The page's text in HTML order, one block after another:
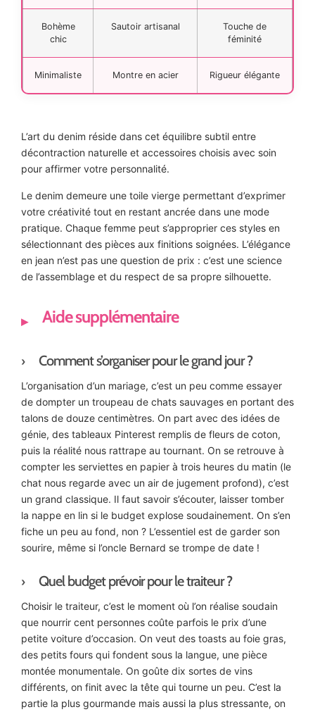
Bohème
chic
Sautoir artisanal
Touche de
féminité
Minimaliste Montre en acier Rigueur élégante
L’art du denim réside dans cet équilibre subtil entre
décontraction naturelle et accessoires choisis avec soin
pour affirmer votre personnalité.
Le denim demeure une toile vierge permettant d’exprimer
votre créativité tout en restant ancrée dans une mode
pratique. Chaque femme peut s’approprier ces styles en
sélectionnant des pièces aux finitions soignées. L’élégance
en jean n’est pas une question de prix : c’est une science
de l’assemblage et du respect de sa propre silhouette.
Aide supplémentaire
Comment s’organiser pour le grand jour ?
L’organisation d’un mariage, c’est un peu comme essayer
de dompter un troupeau de chats sauvages en portant des
talons de douze centimètres. On part avec des idées de
génie, des tableaux Pinterest remplis de fleurs de coton,
puis la réalité nous rattrape au tournant. On se retrouve à
compter les serviettes en papier à trois heures du matin (le
chat nous regarde avec un air de jugement profond), c’est
un grand classique. Il faut savoir s’écouter, laisser tomber
la nappe en lin si le budget explose soudainement. On s’en
fiche un peu au fond, non ? L’essentiel est de garder son
sourire, même si l’oncle Bernard se trompe de date !
Quel budget prévoir pour le traiteur ?
Choisir le traiteur, c’est le moment où l’on réalise soudain
que nourrir cent personnes coûte parfois le prix d’une
petite voiture d’occasion. On veut des toasts au foie gras,
des petits fours qui fondent sous la langue, une pièce
montée monumentale. On goûte dix sortes de vins
différents, on finit avec la tête qui tourne un peu. C’est la
partie la plus gourmande mais aussi la plus stressante, on